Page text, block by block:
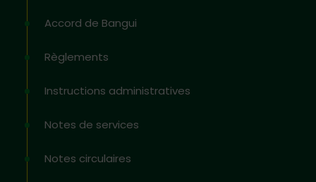
Accord de Bangui
Règlements
Instructions administratives
Notes de services
Notes circulaires